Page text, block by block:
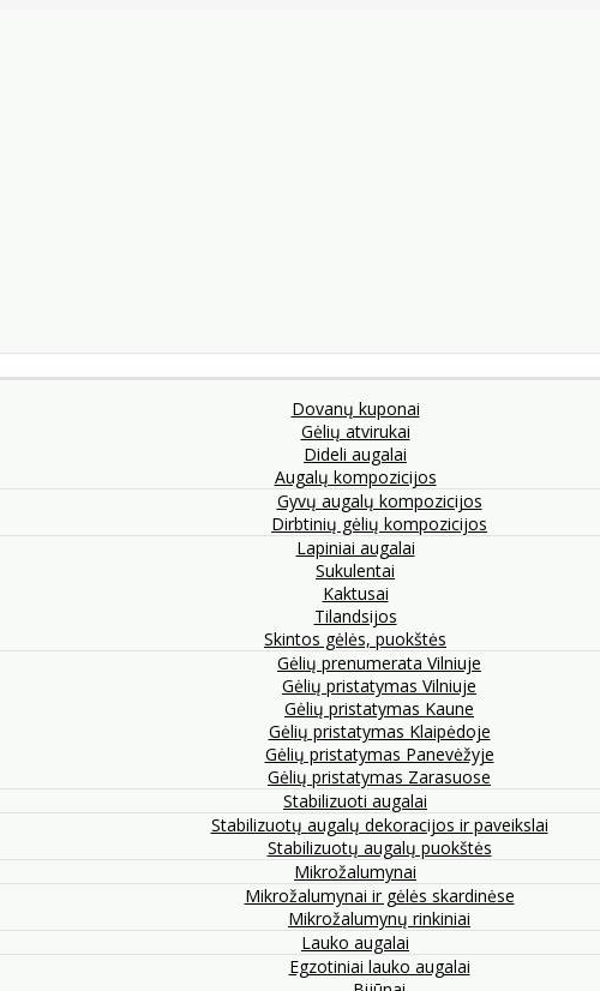
Dovanų kuponai
Gėlių atvirukai
Dideli augalai
Augalų kompozicijos
Gyvų augalų kompozicijos
Dirbtinių gėlių kompozicijos
Lapiniai augalai
Sukulentai
Kaktusai
Tilandsijos
Skintos gėlės, puokštės
Gėlių prenumerata Vilniuje
Gėlių pristatymas Vilniuje
Gėlių pristatymas Kaune
Gėlių pristatymas Klaipėdoje
Gėlių pristatymas Panevėžyje
Gėlių pristatymas Zarasuose
Stabilizuoti augalai
Stabilizuotų augalų dekoracijos ir paveikslai
Stabilizuotų augalų puokštės
Mikrožalumynai
Mikrožalumynai ir gėlės skardinėse
Mikrožalumynų rinkiniai
Lauko augalai
Egzotiniai lauko augalai